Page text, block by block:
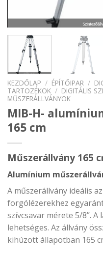
KEZDŐLAP / ÉPÍTŐIPAR /
TARTOZÉKOK / DIGITÁLIS
MŰSZERÁLLVÁNYOK
MIB-H-
165 cm
Műszerállvány 165
Alumínium
A műszerállvány ideális
forgólézerekhez
szívcsavar mérete 5/8”.
lehetséges. Az állvány
kihúzott állapotban 165